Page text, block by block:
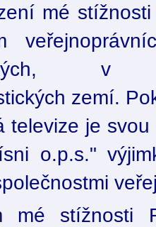
mé
zemí.
televize je
o.p.s."
mé stížnosti